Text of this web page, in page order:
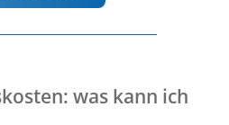
was kann ich